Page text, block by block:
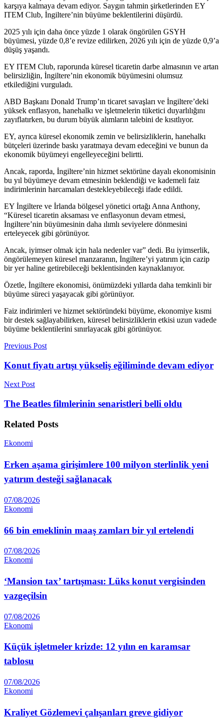
karşıya kalmaya devam ediyor. Saygın tahmin şirketlerinden EY
ITEM Club, İngiltere’nin büyüme beklentilerini düşürdü.
2025 yılı için daha önce yüzde 1 olarak öngörülen GSYH
büyümesi, yüzde 0,8’e revize edilirken, 2026 yılı için de yüzde 0,9’a
düşüş yaşandı.
EY ITEM Club, raporunda küresel ticaretin darbe almasının ve artan
belirsizliğin, İngiltere’nin ekonomik büyümesini olumsuz
etkilediğini vurguladı.
ABD Başkanı Donald Trump’ın ticaret savaşları ve İngiltere’deki
yüksek enflasyon, hanehalkı ve işletmelerin tüketici duyarlılığını
zayıflatırken, bu durum büyük alımların talebini de kısıtlıyor.
EY, ayrıca küresel ekonomik zemin ve belirsizliklerin, hanehalkı
bütçeleri üzerinde baskı yaratmaya devam edeceğini ve bunun da
ekonomik büyümeyi engelleyeceğini belirtti.
Ancak, raporda, İngiltere’nin hizmet sektörüne dayalı ekonomisinin
bu yıl büyümeye devam etmesinin beklendiği ve kademeli faiz
indirimlerinin harcamaları destekleyebileceği ifade edildi.
EY İngiltere ve İrlanda bölgesel yönetici ortağı Anna Anthony,
“Küresel ticaretin aksaması ve enflasyonun devam etmesi,
İngiltere’nin büyümesinin daha ılımlı seviyelere dönmesini
erteleyecek gibi görünüyor.
Ancak, iyimser olmak için hala nedenler var” dedi. Bu iyimserlik,
öngörülemeyen küresel manzaranın, İngiltere’yi yatırım için cazip
bir yer haline getirebileceği beklentisinden kaynaklanıyor.
Özetle, İngiltere ekonomisi, önümüzdeki yıllarda daha temkinli bir
büyüme süreci yaşayacak gibi görünüyor.
Faiz indirimleri ve hizmet sektöründeki büyüme, ekonomiye kısmi
bir destek sağlayabilirken, küresel belirsizliklerin etkisi uzun vadede
büyüme beklentilerini sınırlayacak gibi görünüyor.
Previous Post
Konut fiyatı artışı yükseliş eğiliminde devam ediyor
Next Post
The Beatles filmlerinin senaristleri belli oldu
Related Posts
Ekonomi
Erken aşama girişimlere 100 milyon sterlinlik yeni
yatırım desteği sağlanacak
07/08/2026
Ekonomi
66 bin emeklinin maaş zamları bir yıl ertelendi
07/08/2026
Ekonomi
‘Mansion tax’ tartışması: Lüks konut vergisinden
vazgeçilsin
07/08/2026
Ekonomi
Küçük işletmeler krizde: 12 yılın en karamsar
tablosu
07/08/2026
Ekonomi
Kraliyet Gözlemevi çalışanları greve gidiyor